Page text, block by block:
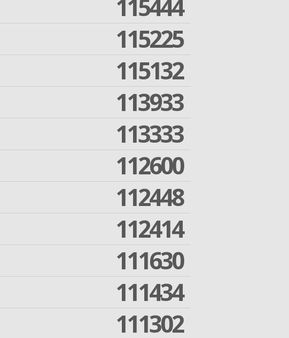
115444
115225
115132
113933
113333
112600
112448
112414
111630
111434
111302